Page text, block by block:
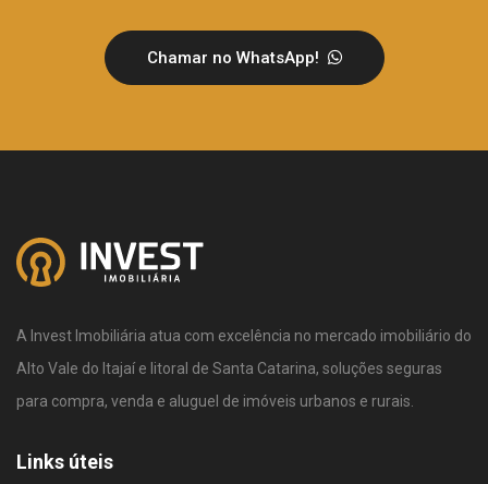
Chamar no WhatsApp!
A Invest Imobiliária atua com excelência no mercado imobiliário do
Alto Vale do Itajaí e litoral de Santa Catarina, soluções seguras
para compra, venda e aluguel de imóveis urbanos e rurais.
Links úteis